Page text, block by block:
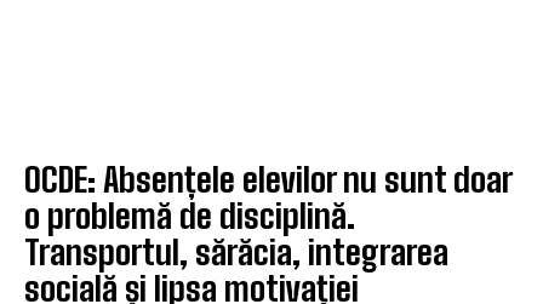
OCDE: Absențele elevilor nu sunt doar
o problemă de disciplină.
Transportul, sărăcia, integrarea
socială și lipsa motivației